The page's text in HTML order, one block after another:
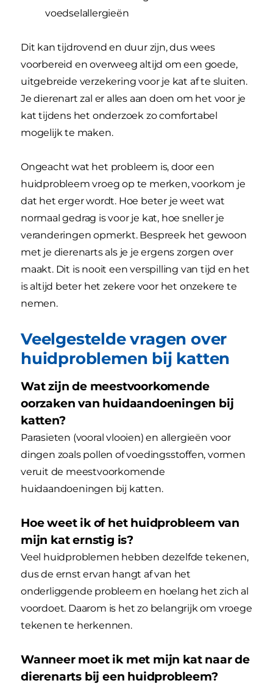
voedselallergieën
Dit kan tijdrovend en duur zijn, dus wees
voorbereid en overweeg altijd om een goede,
uitgebreide verzekering voor je kat af te sluiten.
Je dierenart zal er alles aan doen om het voor je
kat tijdens het onderzoek zo comfortabel
mogelijk te maken.
Ongeacht wat het probleem is, door een
huidprobleem vroeg op te merken, voorkom je
dat het erger wordt. Hoe beter je weet wat
normaal gedrag is voor je kat, hoe sneller je
veranderingen opmerkt. Bespreek het gewoon
met je dierenarts als je je ergens zorgen over
maakt. Dit is nooit een verspilling van tijd en het
is altijd beter het zekere voor het onzekere te
nemen.
Veelgestelde vragen over
huidproblemen bij katten
Wat zijn de meestvoorkomende
oorzaken van huidaandoeningen bij
katten?
Parasieten (vooral vlooien) en allergieën voor
dingen zoals pollen of voedingsstoffen, vormen
veruit de meestvoorkomende
huidaandoeningen bij katten.
Hoe weet ik of het huidprobleem van
mijn kat ernstig is?
Veel huidproblemen hebben dezelfde tekenen,
dus de ernst ervan hangt af van het
onderliggende probleem en hoelang het zich al
voordoet. Daarom is het zo belangrijk om vroege
tekenen te herkennen.
Wanneer moet ik met mijn kat naar de
dierenarts bij een huidprobleem?